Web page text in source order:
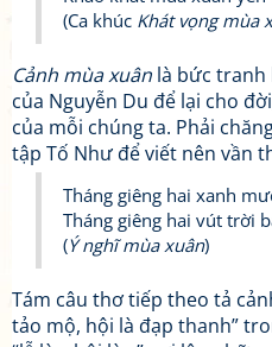
(Ca khúc Khát vọng mùa
Cảnh mùa xuân là bức tranh
của Nguyễn Du để lại cho
của mỗi chúng ta. Phải
tập Tố Như để viết nên vần
Tháng giêng hai xanh
Tháng giêng hai vút trời
(Ý nghĩ mùa xuân)
Tám câu thơ tiếp theo tả
tảo mộ, hội là đạp thanh”